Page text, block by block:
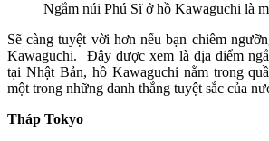
Ngắm núi Phú Sĩ ở hồ Kawaguchi là
Sẽ càng tuyệt vời hơn nếu bạn chiêm
Kawaguchi. Đây được xem là địa điểm
tại Nhật Bản, hồ Kawaguchi nằm trong
một trong những danh thắng tuyệt sắc của
Tháp Tokyo